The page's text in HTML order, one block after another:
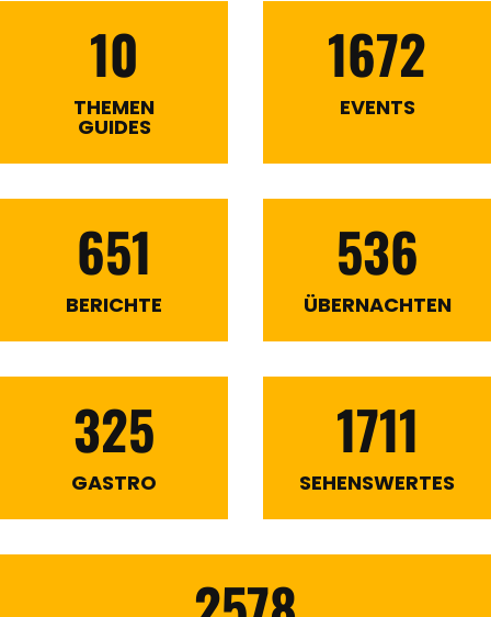
10
THEMEN
GUIDES
1672
EVENTS
651
BERICHTE
536
ÜBERNACHTEN
325
GASTRO
1711
SEHENSWERTES